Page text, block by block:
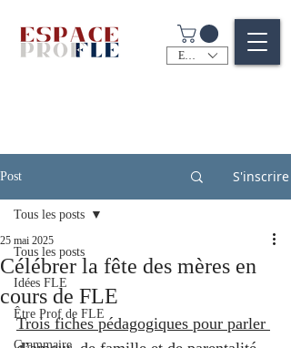
EUR (€)
Post S'inscrire
Tous les posts
Idées FLE
Être Prof de FLE
Grammaire
Tous les posts
Célébrer la fête des mères en
cours de FLE
25 mai 2025
Trois fiches pédagogiques pour parler